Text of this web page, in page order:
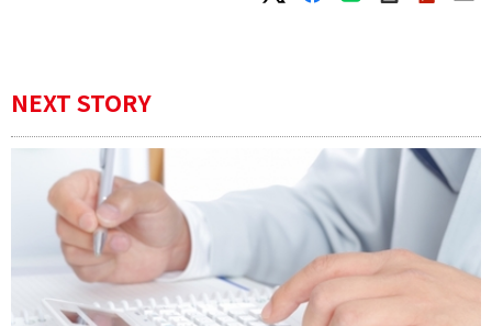
NEXT STORY